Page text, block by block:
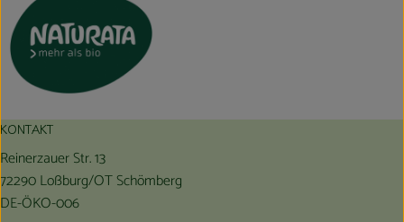
KONTAKT
Reinerzauer Str. 13
72290 Loßburg/OT Schömberg
DE-ÖKO-006